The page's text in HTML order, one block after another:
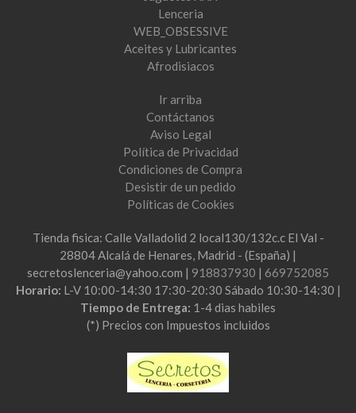
Lenceria
WEB_OBSESSIVE
Aceites y Lubricantes
Afrodisiacos
Ir arriba
Contáctanos
Aviso Legal
Política de Privacidad
Condiciones de Compra
Desistir de un pedido
Políticas de Cookies
Tienda fisica: Calle Valladolid 2 local130/132c.c El Val -
28804 Alcalá de Henares, Madrid - (España) |
secretoslenceria@yahoo.com | 918837930 | 669752085
Horario: L-V 10:00-14:30 17:30-20:30 Sábado 10:30-14:30 |
Tiempo de Entrega: 1-4 dias habiles
(*) Precios con Impuestos incluidos